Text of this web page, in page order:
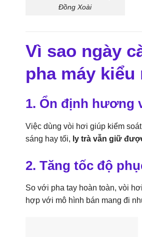
Đồng Xoài
Vì sao ngày
pha máy kiểu
1. Ổn định hương
Việc dùng vòi hơi giúp kiểm
sáng hay tối, ly trà vẫn giữ
2. Tăng tốc độ
So với pha tay hoàn toàn, vòi
hợp với mô hình bán mang đi